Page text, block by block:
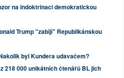
na indoktrinaci demokratickou
Trump "zabíjí" Republikánskou
byl Kundera udavačem?
218 000 unikátních čtenářů BL jich